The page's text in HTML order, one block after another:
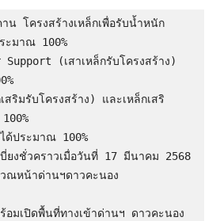
ะมาณ 100%
ณหน้าด่านฯดาวคะนอง